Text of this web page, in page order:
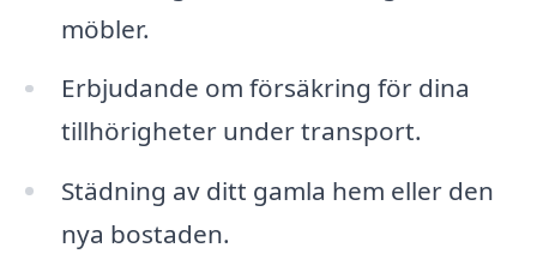
möbler.
Erbjudande om försäkring för dina
tillhörigheter under transport.
Städning av ditt gamla hem eller den
nya bostaden.